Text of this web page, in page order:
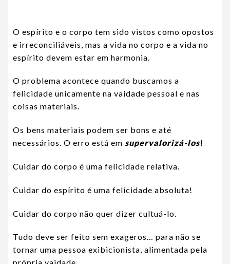
O espírito e o corpo tem sido vistos como opostos
e irreconciliáveis, mas a vida no corpo e a vida no
espírito devem estar em harmonia.
O problema acontece quando buscamos a
felicidade unicamente na vaidade pessoal e nas
coisas materiais.
Os bens materiais podem ser bons e até
necessários. O erro está em supervalorizá-los!
Cuidar do corpo é uma felicidade relativa.
Cuidar do espírito é uma felicidade absoluta!
Cuidar do corpo não quer dizer cultuá-lo.
Tudo deve ser feito sem exageros… para não se
tornar uma pessoa exibicionista, alimentada pela